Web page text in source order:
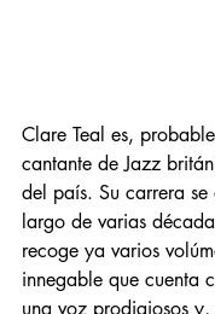
Clare Teal es,
cantante de Jazz
del país. Su carrera
largo de varias
recoge ya varios
innegable que cuenta
una voz prodigiosos